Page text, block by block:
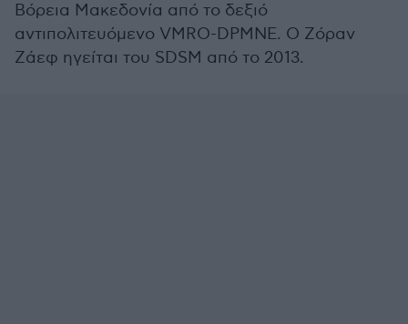
Βόρεια Μακεδονία από το δεξιό
αντιπολιτευόμενο VMRO-DPMNE. Ο Ζόραν
Ζάεφ ηγείται του SDSM από το 2013.